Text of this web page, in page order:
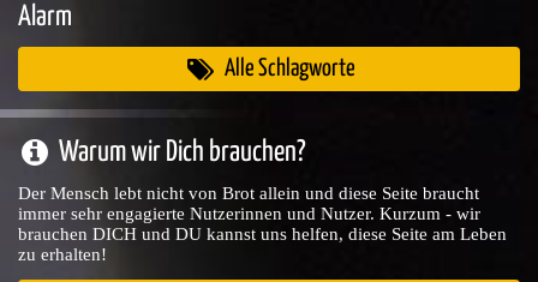
Alarm
Alle Schlagworte
Warum wir Dich brauchen?
Der Mensch lebt nicht von Brot allein und diese Seite braucht
immer sehr engagierte Nutzerinnen und Nutzer. Kurzum - wir
brauchen DICH und DU kannst uns helfen, diese Seite am Leben
zu erhalten!